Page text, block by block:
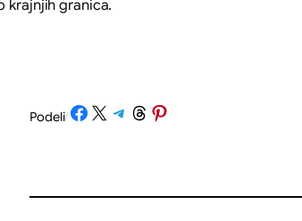
krajnjih granica.
Podeli/Share on Facebook
Share on X Share on Telegram
Share on Threads
Share on Pinterest